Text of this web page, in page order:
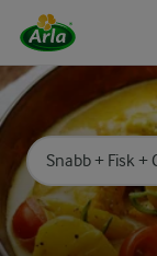
Sök på kategori
Skriv in sökord